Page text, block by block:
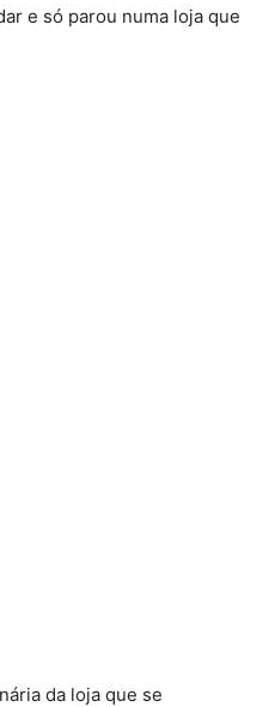
e só parou numa loja que
da loja que se